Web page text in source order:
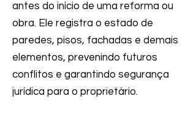
antes do início de uma reforma ou
obra. Ele registra o estado de
paredes, pisos, fachadas e demais
elementos, prevenindo futuros
conflitos e garantindo segurança
jurídica para o proprietário.